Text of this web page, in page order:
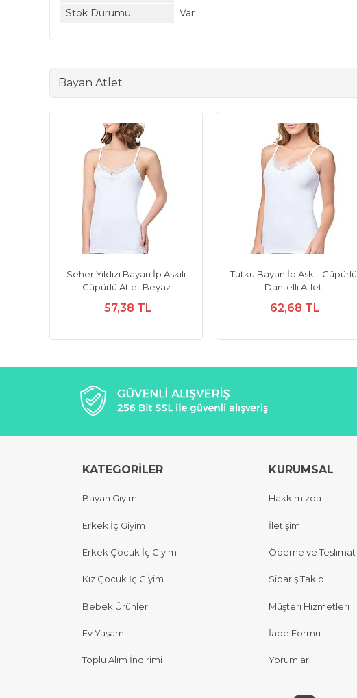
Stok Durumu
Var
Bayan Atlet
Seher Yıldızı Bayan İp Askılı
Güpürlü Atlet Beyaz
57,38 TL
Tutku Bayan İp Askılı Güpürlü
Dantelli Atlet
62,68 TL
KATEGORİLER
Bayan Giyim
Erkek İç Giyim
Erkek Çocuk İç Giyim
Kız Çocuk İç Giyim
Bebek Ürünleri
Ev Yaşam
Toplu Alım İndirimi
KURUMSAL
Hakkımızda
İletişim
Ödeme ve Teslimat
Sipariş Takip
Müşteri Hizmetleri
İade Formu
Yorumlar